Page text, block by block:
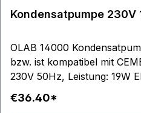
Kondensatpumpe 230V
OLAB 14000 Kondensatpumpe Diese Pumpe
bzw. ist kompatibel mit CEME ET
230V 50Hz, Leistung: 19W ED100%, Classe H 330
cm3/min selbstsaugend
(siehe Abbildung):1.
€36.40*